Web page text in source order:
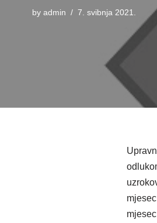
by admin 7. svibnja 2021.